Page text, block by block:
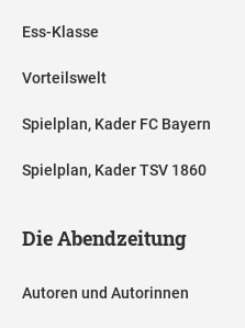
Ess-Klasse
Vorteilswelt
Spielplan, Kader FC Bayern
Spielplan, Kader TSV 1860
Die Abendzeitung
Autoren und Autorinnen